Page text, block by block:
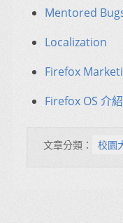
Mentored
Localization
Firefox
Firefox OS 介紹
文章分類： 校園